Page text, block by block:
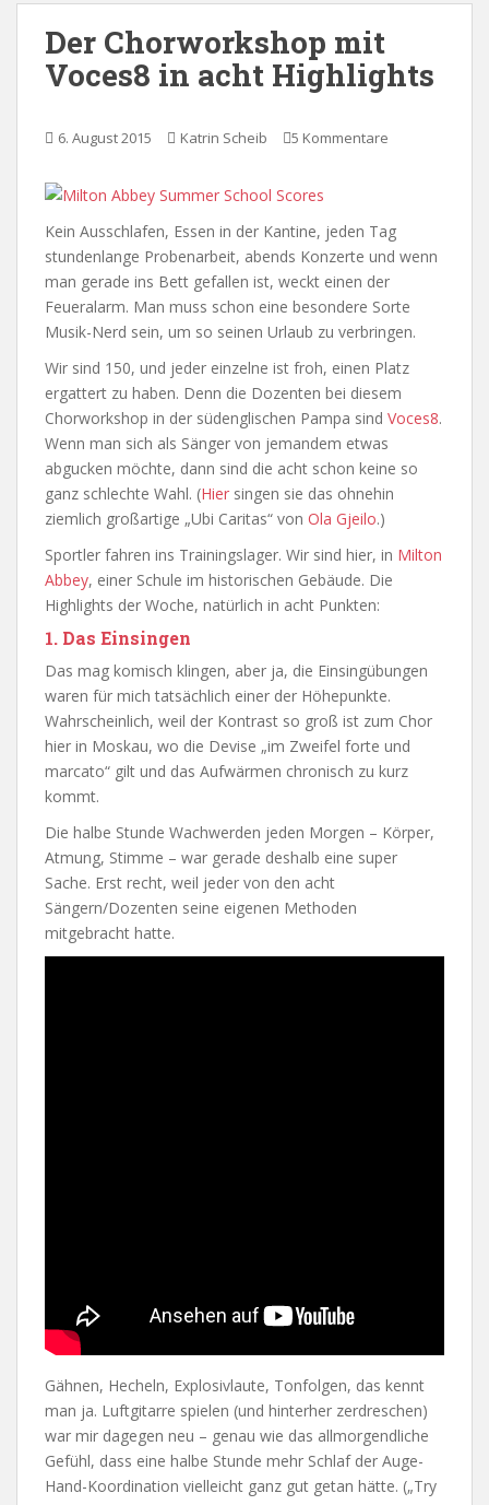
Der Chorworkshop mit
Voces8 in acht Highlights
6. August 2015 Katrin Scheib 5 Kommentare
Kein Ausschlafen, Essen in der Kantine, jeden Tag
stundenlange Probenarbeit, abends Konzerte und wenn
man gerade ins Bett gefallen ist, weckt einen der
Feueralarm. Man muss schon eine besondere Sorte
Musik-Nerd sein, um so seinen Urlaub zu verbringen.
Wir sind 150, und jeder einzelne ist froh, einen Platz
ergattert zu haben. Denn die Dozenten bei diesem
Chorworkshop in der südenglischen Pampa sind Voces8.
Wenn man sich als Sänger von jemandem etwas
abgucken möchte, dann sind die acht schon keine so
ganz schlechte Wahl. (Hier singen sie das ohnehin
ziemlich großartige „Ubi Caritas“ von Ola Gjeilo.)
Sportler fahren ins Trainingslager. Wir sind hier, in Milton
Abbey, einer Schule im historischen Gebäude. Die
Highlights der Woche, natürlich in acht Punkten:
1. Das Einsingen
Das mag komisch klingen, aber ja, die Einsingübungen
waren für mich tatsächlich einer der Höhepunkte.
Wahrscheinlich, weil der Kontrast so groß ist zum Chor
hier in Moskau, wo die Devise „im Zweifel forte und
marcato“ gilt und das Aufwärmen chronisch zu kurz
kommt.
Die halbe Stunde Wachwerden jeden Morgen – Körper,
Atmung, Stimme – war gerade deshalb eine super
Sache. Erst recht, weil jeder von den acht
Sängern/Dozenten seine eigenen Methoden
mitgebracht hatte.
Gähnen, Hecheln, Explosivlaute, Tonfolgen, das kennt
man ja. Luftgitarre spielen (und hinterher zerdreschen)
war mir dagegen neu – genau wie das allmorgendliche
Gefühl, dass eine halbe Stunde mehr Schlaf der Auge-
Hand-Koordination vielleicht ganz gut getan hätte. („Try